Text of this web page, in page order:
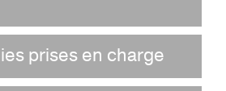
prises en charge